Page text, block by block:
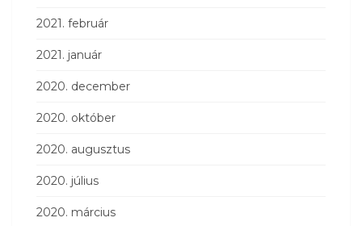
2021. február
2021. január
2020. december
2020. október
2020. augusztus
2020. július
2020. március